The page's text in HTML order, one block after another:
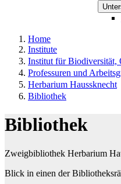
Home
Institute
Institut für Biodiversität,
Professuren und
Herbarium Haussknecht
Bibliothek
Bibliothek
Zweigbibliothek Herbarium
Blick in einen der